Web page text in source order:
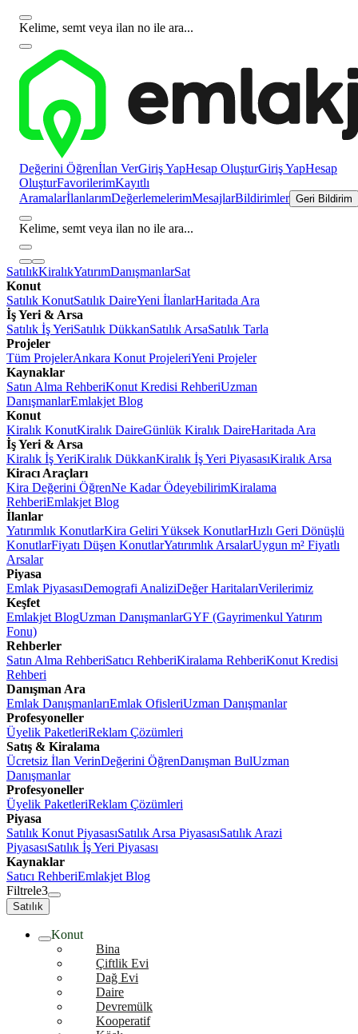
Kelime, semt veya ilan no ile ara...
Değerini Öğrenİlan VerGiriş YapHesap OluşturGiriş YapHesap
OluşturFavorilerimKayıtlı
AramalarİlanlarımDeğerlemelerimMesajlarBildirimler Geri Bildirim
Kelime, semt veya ilan no ile ara...
SatılıkKiralıkYatırımDanışmanlarSat
Konut
Satılık KonutSatılık DaireYeni İlanlarHaritada Ara
İş Yeri & Arsa
Satılık İş YeriSatılık DükkanSatılık ArsaSatılık Tarla
Projeler
Tüm ProjelerAnkara Konut ProjeleriYeni Projeler
Kaynaklar
Satın Alma RehberiKonut Kredisi RehberiUzman
DanışmanlarEmlakjet Blog
Konut
Kiralık KonutKiralık DaireGünlük Kiralık DaireHaritada Ara
İş Yeri & Arsa
Kiralık İş YeriKiralık DükkanKiralık İş Yeri PiyasasıKiralık Arsa
Kiracı Araçları
Kira Değerini ÖğrenNe Kadar ÖdeyebilirimKiralama
RehberiEmlakjet Blog
İlanlar
Yatırımlık KonutlarKira Geliri Yüksek KonutlarHızlı Geri Dönüşlü
KonutlarFiyatı Düşen KonutlarYatırımlık ArsalarUygun m² Fiyatlı
Arsalar
Piyasa
Emlak PiyasasıDemografi AnaliziDeğer HaritalarıVerilerimiz
Keşfet
Emlakjet BlogUzman DanışmanlarGYF (Gayrimenkul Yatırım
Fonu)
Rehberler
Satın Alma RehberiSatıcı RehberiKiralama RehberiKonut Kredisi
Rehberi
Danışman Ara
Emlak DanışmanlarıEmlak OfisleriUzman Danışmanlar
Profesyoneller
Üyelik PaketleriReklam Çözümleri
Satış & Kiralama
Ücretsiz İlan VerinDeğerini ÖğrenDanışman BulUzman
Danışmanlar
Profesyoneller
Üyelik PaketleriReklam Çözümleri
Piyasa
Satılık Konut PiyasasıSatılık Arsa PiyasasıSatılık Arazi
PiyasasıSatılık İş Yeri Piyasası
Kaynaklar
Satıcı RehberiEmlakjet Blog
Filtrele3
Satılık
Konut
Bina
Çiftlik Evi
Dağ Evi
Daire
Devremülk
Kooperatif